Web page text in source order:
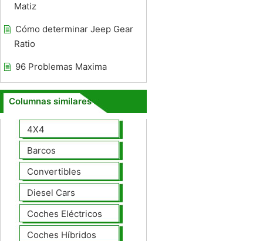
Matiz
Cómo determinar Jeep Gear
Ratio
96 Problemas Maxima
Columnas similares
4X4
Barcos
Convertibles
Diesel Cars
Coches Eléctricos
Coches Híbridos